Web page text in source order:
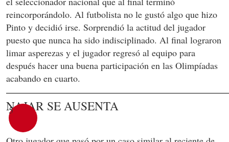
reincorporándolo. Al futbolista no le gustó algo que hizo
Pinto y decidió irse. Sorprendió la actitud del jugador
puesto que nunca ha sido indisciplinado. Al final lograron
limar asperezas y el jugador regresó al equipo para
después hacer una buena participación en las Olimpíadas
acabando en cuarto.
5
NAJAR SE AUSENTA